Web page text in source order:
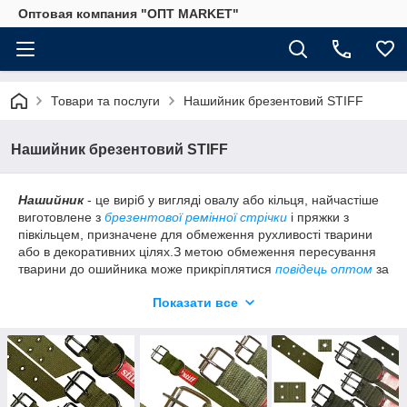
Оптовая компания "ОПТ MARKET"
Товари та послуги Нашийник брезентовий STIFF
Нашийник брезентовий STIFF
Нашийник- це виріб у вигляді овалу або кільця, найчастіше
виготовлене з брезентової ремінної стрічки і пряжки з
півкільцем, призначене для обмеження рухливості тварини
або в декоративних цілях.З метою обмеження пересування
тварини до ошийника може прикріплятися повідець оптом за
різноманітність нашийників, що відрізняються довжиною,
стрічка ремінна, брезентовий або поліпропіленова стрічка
хольнитены, блочки, пряжка півкільця оптом
) і т. д.
В даному розділі представлені 4 види брезентового
нашийникаStiff. Його дизайн простий і елегантний. Його
Показати все